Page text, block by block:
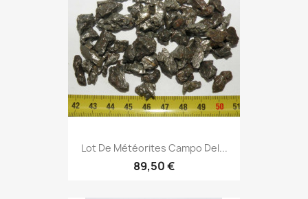
Lot De Météorites Campo Del...
89,50 €